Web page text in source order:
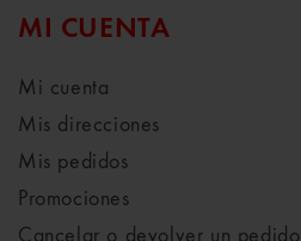
MI CUENTA
Mi cuenta
Mis direcciones
Mis pedidos
Promociones
Cancelar o devolver un pedido